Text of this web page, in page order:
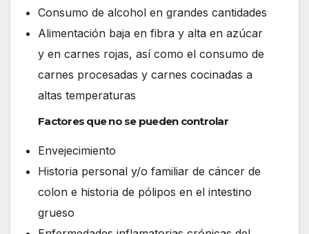
Consumo de alcohol en grandes cantidades
Alimentación baja en fibra y alta en azúcar
y en carnes rojas, así como el consumo de
carnes procesadas y carnes cocinadas a
altas temperaturas
Factores que no se pueden controlar
Envejecimiento
Historia personal y/o familiar de cáncer de
colon e historia de pólipos en el intestino
grueso